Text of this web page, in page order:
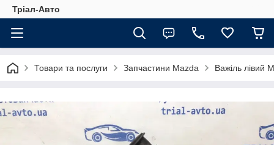
Тріал-Авто
Товари та послуги Запчастини Mazda Важіль лівий